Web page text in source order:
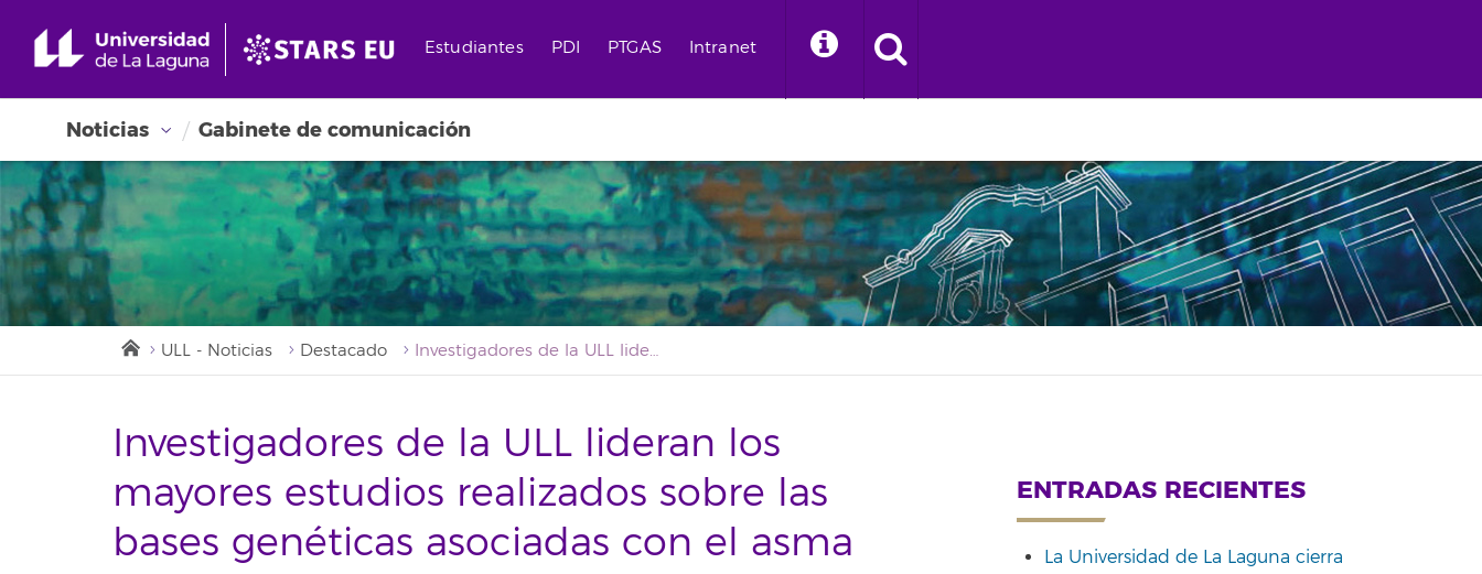
Estudiantes PDI PTGAS Intranet
Noticias Gabinete de comunicación
ULL - Noticias Destacado Investigadores de la ULL lideran los mayores estudios realizados sobre las bases genéticas asociadas con el asma
Investigadores de la ULL lideran los
mayores estudios realizados sobre las
bases genéticas asociadas con el asma
ENTRADAS RECIENTES
La Universidad de La Laguna cierra